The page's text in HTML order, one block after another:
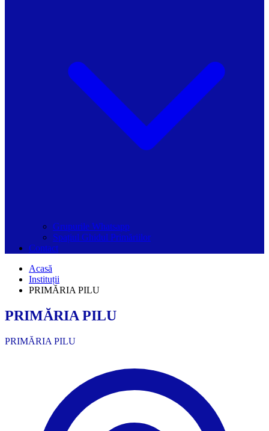
Grupurile Whatsapp
Spațiul Ghidul Primăriilor
Contact
Acasă
Instituții
PRIMĂRIA PILU
PRIMĂRIA PILU
PRIMĂRIA PILU